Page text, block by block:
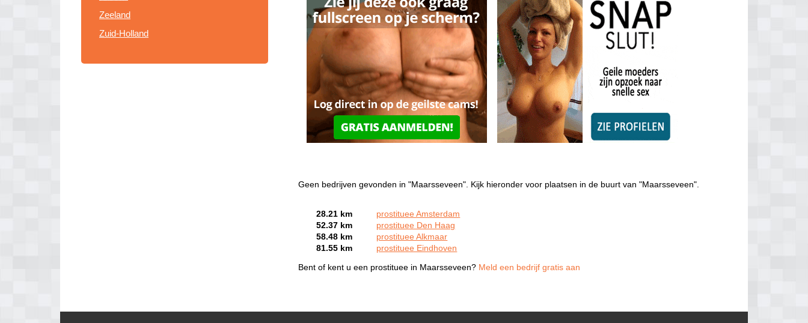
Zeeland
Zuid-Holland
Geen bedrijven gevonden in "Maarsseveen". Kijk hieronder voor plaatsen in de buurt van "Maarsseveen".
28.21 km
prostituee Amsterdam
52.37 km
prostituee Den Haag
58.48 km
prostituee Alkmaar
81.55 km
prostituee Eindhoven
Bent of kent u een prostituee in Maarsseveen? Meld een bedrijf gratis aan